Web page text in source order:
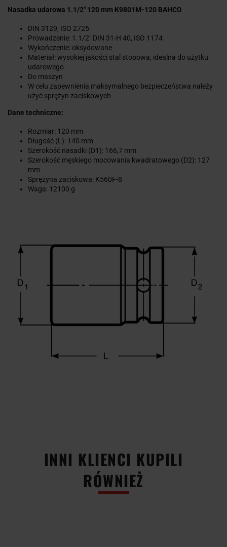
Nasadka udarowa 1.1/2" 120 mm K9801M-120 BAHCO
DIN 3129, ISO 2725
Prowadzenie: 1.1/2" DIN 31-H 40, ISO 1174
Wykończenie: oksydowane
Materiał: wysokiej jakości stal stopowa, idealna do użytku
udarowego
Do maszyn
W celu zapewnienia maksymalnego bezpieczeństwa należy
użyć sprężyn zaciskowych
Dane techniczne:
Rozmiar: 120 mm
Długość (L): 140 mm
Szerokość nasadki (D1): 166,7 mm
Szerokość męskiego mocowania kwadratowego (D2): 127
mm
Sprężyna zaciskowa: K560F-8
Waga: 12100 g
INNI KLIENCI KUPILI
RÓWNIEŻ